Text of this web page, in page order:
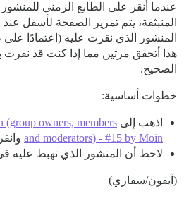
عندما أنقر على الطابع الزمني
المنبثقة، يتم تمرير الصفحة لأسفل
المنشور الذي نقرت عليه (اعتمادًا
هذا أتحقق مرتين مما إذا كنت قد نقرت
الصحيح.
خطوات أساسية:
اذهب إلى (group owners, members
and moderators) - #15 by Moin
لاحظ أن المنشور الذي تهبط عليه
(آيفون/سفاري)